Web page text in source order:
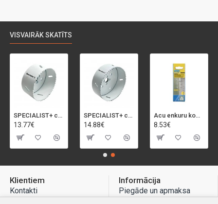
VISVAIRĀK SKATĪTS
SPECIALIST+ caurumu zāģis BI-METAL, 92 mm
13.77€
SPECIALIST+ caurumu zāģis BI-METAL, 98 mm
14.88€
Acu enkuru komplekts, 3-13 mm, Rapid, 12 gab.
8.53€
Klientiem
Kontakti
Informācija
Piegāde un apmaksa